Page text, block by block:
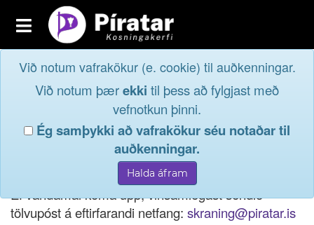
Toggle
navigation
Aðildarfélög
Innskrá
Við notum vafrakökur (e. cookie) til auðkenningar.
Við notum þærekki til þess að fylgjast með
vefnotkun þinni.
Ég samþykki að vafrakökur séu notaðar til
auðkenningar.
Innskráog taktu þátt í
lýðræðinu...
Ef þú hefur gleymt notendanafni þínu, þá má einnig
nota netfang eða kennitölu til innskráningar.
Ef vandamál koma upp, vinsamlegast sendið
tölvupóst á eftirfarandi netfang: skraning@piratar.is